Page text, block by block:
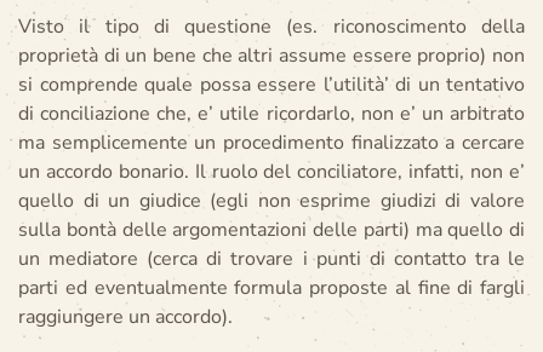
Visto il tipo di questione (es. riconoscimento della
proprietà di un bene che altri assume essere proprio) non
si comprende quale possa essere l’utilità’ di un tentativo
di conciliazione che, e’ utile ricordarlo, non e’ un arbitrato
ma semplicemente un procedimento finalizzato a cercare
un accordo bonario. Il ruolo del conciliatore, infatti, non e’
quello di un giudice (egli non esprime giudizi di valore
sulla bontà delle argomentazioni delle parti) ma quello di
un mediatore (cerca di trovare i punti di contatto tra le
parti ed eventualmente formula proposte al fine di fargli
raggiungere un accordo).